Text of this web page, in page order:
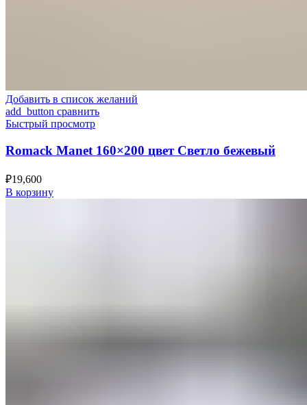
Добавить в список желаний
add_button сравнить
Быстрый просмотр
Romack Manet 160×200 цвет Светло бежевый
₽19,600
В корзину